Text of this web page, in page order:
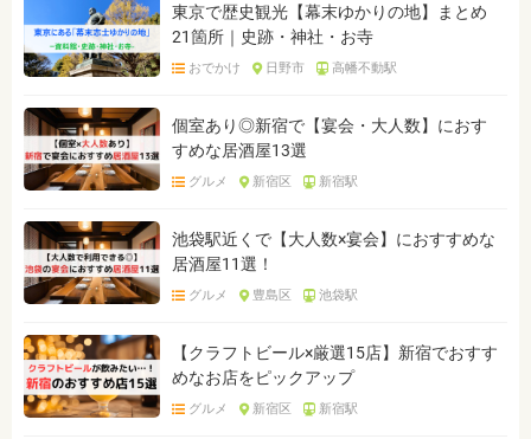
東京で歴史観光【幕末ゆかりの地】まとめ
21箇所｜史跡・神社・お寺
おでかけ 日野市 高幡不動駅
個室あり◎新宿で【宴会・大人数】におす
すめな居酒屋13選
グルメ 新宿区 新宿駅
池袋駅近くで【大人数×宴会】におすすめな
居酒屋11選！
グルメ 豊島区 池袋駅
【クラフトビール×厳選15店】新宿でおすす
めなお店をピックアップ
グルメ 新宿区 新宿駅